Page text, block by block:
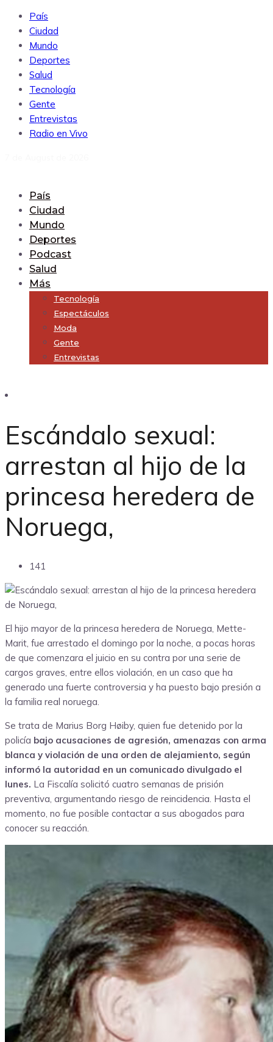
País
Ciudad
Mundo
Deportes
Salud
Tecnología
Gente
Entrevistas
Radio en Vivo
País
Ciudad
Mundo
Deportes
Podcast
Salud
Más
Tecnología
Espectáculos
Moda
Gente
Entrevistas
Escándalo sexual:
arrestan al hijo de la
princesa heredera de
Noruega,
141
El hijo mayor de la princesa heredera de Noruega, Mette-
Marit, fue arrestado el domingo por la noche, a pocas horas
de que comenzara el juicio en su contra por una serie de
cargos graves, entre ellos violación, en un caso que ha
generado una fuerte controversia y ha puesto bajo presión a
la familia real noruega.
Se trata de Marius Borg Høiby, quien fue detenido por la
policía bajo acusaciones de agresión, amenazas con arma
blanca y violación de una orden de alejamiento, según
informó la autoridad en un comunicado divulgado el
lunes. La Fiscalía solicitó cuatro semanas de prisión
preventiva, argumentando riesgo de reincidencia. Hasta el
momento, no fue posible contactar a sus abogados para
conocer su reacción.